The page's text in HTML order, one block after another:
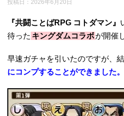
投稿日： 2026年6月20日
『共闘ことばRPG コトダマン』
待った キングダムコラボが開催
早速ガチャを引いたのですが、
にコンプすることができました。